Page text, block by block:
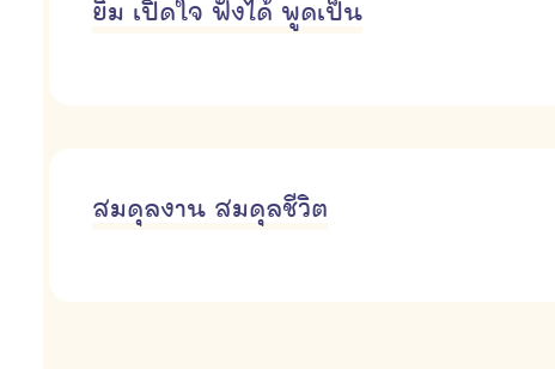
ยิ้ม เปิดใจ ฟังได้ พูดเป็น
สมดุลงาน สมดุลชีวิต